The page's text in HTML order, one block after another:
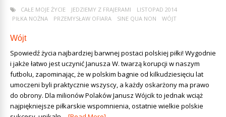
CAŁE MOJE ŻYCIE
JEDZIEMY Z FRAJERAMI
LISTOPAD 2014
PIŁKA NOŻNA
PRZEMYSŁAW OFIARA SINE QUA NON WÓJT
Wójt
Spowiedź życia najbardziej barwnej postaci polskiej piłki! Wygodnie
i jakże łatwo jest uczynić Janusza W. twarzą korupcji w naszym
futbolu, zapominając, że w polskim bagnie od kilkudziesięciu lat
umoczeni byli praktycznie wszyscy, a każdy oskarżony ma prawo
do obrony. Dla milionów Polaków Janusz Wójcik to jednak wciąż
najpiękniejsze piłkarskie wspomnienia, ostatnie wielkie polskie